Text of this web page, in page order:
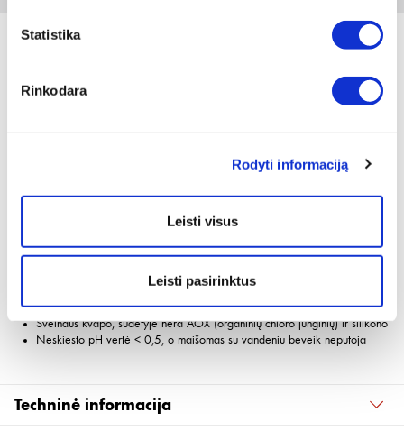
Statistika
Rinkodara
Rodyti informaciją
Leisti visus
Leisti pasirinktus
apkalkėjusių detalių valymui voniose jų neardant
Priklausomai nuo apnašų kiekio ir sluoksnio, koncentratas skiedžiamas
vandeniu nuo 1:1 iki 1:2 ir užpildžius sistemą, leidžiama cirkuliuoti per
Aukštesnė valymo tirpalo temperatūra (maks. iki 50°C) pagerina valymo
efektyvumą
Švelnaus kvapo, sudėtyje nėra AOX (organinių chloro junginių) ir silikono
Neskiesto pH vertė < 0,5, o maišomas su vandeniu beveik neputoja
Techninė informacija